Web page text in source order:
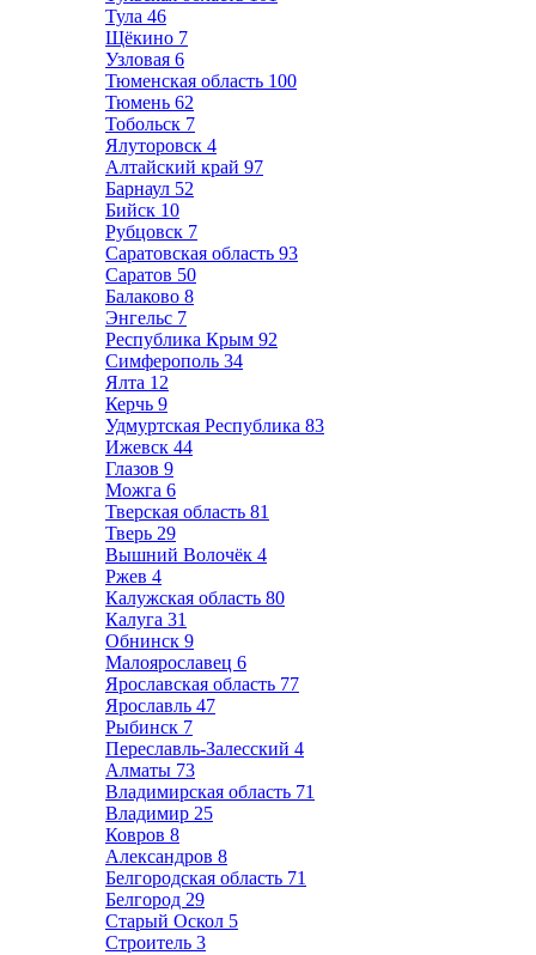
Тула 46
Щёкино 7
Узловая 6
Тюменская область 100
Тюмень 62
Тобольск 7
Ялуторовск 4
Алтайский край 97
Барнаул 52
Бийск 10
Рубцовск 7
Саратовская область 93
Саратов 50
Балаково 8
Энгельс 7
Республика Крым 92
Симферополь 34
Ялта 12
Керчь 9
Удмуртская Республика 83
Ижевск 44
Глазов 9
Можга 6
Тверская область 81
Тверь 29
Вышний Волочёк 4
Ржев 4
Калужская область 80
Калуга 31
Обнинск 9
Малоярославец 6
Ярославская область 77
Ярославль 47
Рыбинск 7
Переславль-Залесский 4
Алматы 73
Владимирская область 71
Владимир 25
Ковров 8
Александров 8
Белгородская область 71
Белгород 29
Старый Оскол 5
Строитель 3